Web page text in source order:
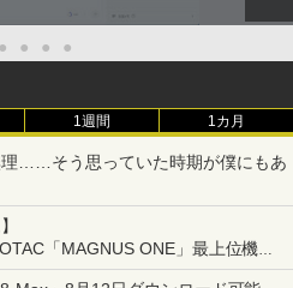
● ● ● ●
1週間 1カ月
理……そう思っていた時期が僕にもあ
「MAGNUS ONE」最上位機の